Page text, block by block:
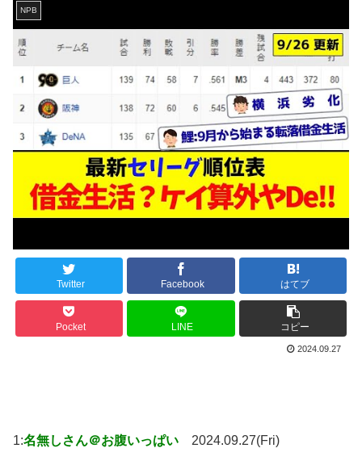
NPB
Twitter Facebook はてブ
Pocket LINE コピー
2024.09.27
1:名無しさん＠お腹いっぱい 2024.09.27(Fri)